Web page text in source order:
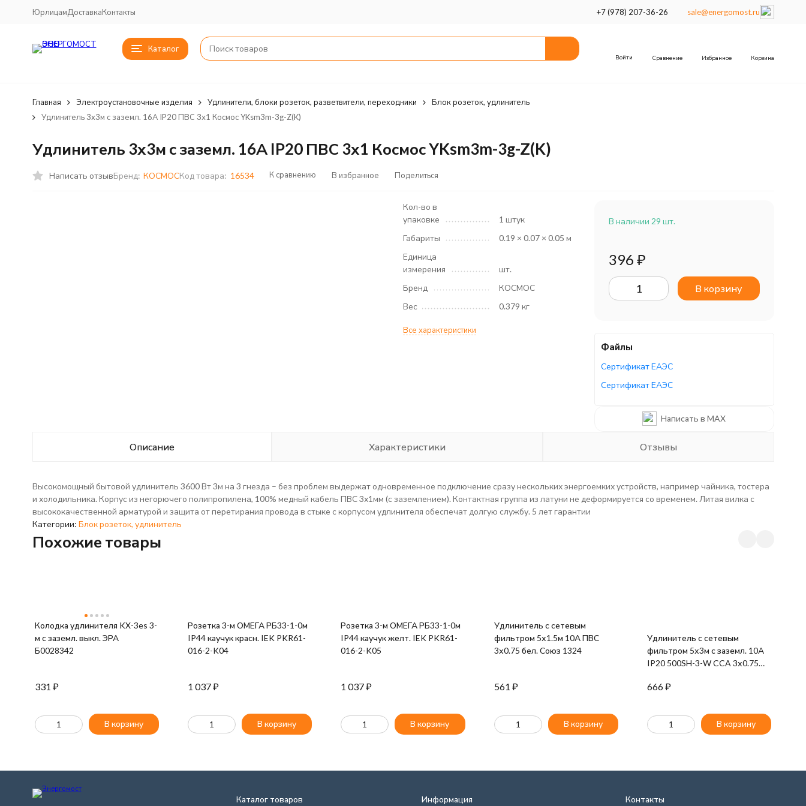
ЮрлицамДоставкаКонтакты +7 (978) 207-36-26 sale@energomost.ru
Каталог
Войти Сравнение Избранное Корзина
Главная Электроустановочные изделия Удлинители, блоки розеток, разветвители, переходники
Блок розеток, удлинитель
Удлинитель 3х3м с заземл. 16А IP20 ПВС 3х1 Космос YKsm3m-3g-Z(K)
Удлинитель 3х3м с заземл. 16А IP20 ПВС 3х1 Космос YKsm3m-3g-Z(K)
Написать отзывБренд: КОСМОСКод товара: 16534 К сравнению В избранное Поделиться
Кол-во в
упаковке
1 штук
Габариты
0.19 × 0.07 × 0.05 м
Единица
измерения
шт.
Бренд
КОСМОС
Вес
0.379 кг
Все характеристики
В наличии 29 шт.
396 ₽
В корзину
Файлы
Сертификат ЕАЭС
Сертификат ЕАЭС
Написать в MAX
Описание Характеристики Отзывы
Высокомощный бытовой удлинитель 3600 Вт 3м на 3 гнезда – без проблем выдержат одновременное подключение сразу нескольких энергоемких устройств, например чайника, тостера
и холодильника. Корпус из негорючего полипропилена, 100% медный кабель ПВС 3х1мм (с заземлением). Контактная группа из латуни не деформируется со временем. Литая вилка с
высококачественной арматурой и защита от перетирания провода в стыке с корпусом удлинителя обеспечат долгую службу. 5 лет гарантии
Категории: Блок розеток, удлинитель
Похожие товары
Колодка удлинителя KX-3es 3-
м с зазeмл. выкл. ЭРА
Б0028342
331 ₽
В корзину
Розетка 3-м ОМЕГА РБ33-1-0м
IP44 каучук красн. IEK PKR61-
016-2-K04
1 037₽
В корзину
Розетка 3-м ОМЕГА РБ33-1-0м
IP44 каучук желт. IEK PKR61-
016-2-K05
1 037₽
В корзину
Удлинитель с сетевым
фильтром 5х1.5м 10А ПВС
3х0.75 бел. Союз 1324
561 ₽
В корзину
Удлинитель с сетевым
фильтром 5х3м с заземл. 10А
IP20 500SH-3-W CCA 3х0.75
666₽
В корзину
Каталог товаров Информация Контакты